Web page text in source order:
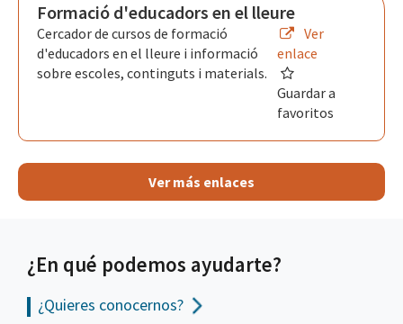
Formació d'educadors en el lleure
Cercador de cursos de formació
d'educadors en el lleure i informació
sobre escoles, continguts i materials.
Ver
enlace
Guardar a
favoritos
Ver más enlaces
¿En qué podemos ayudarte?
¿Quieres conocernos?